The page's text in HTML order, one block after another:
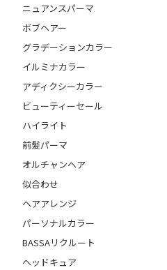
ニュアンスパーマ
ボブヘアー
グラデーションカラー
イルミナカラー
アディクシーカラー
ビューティーセール
ハイライト
前髪パーマ
オルチャンヘア
似合わせ
ヘアアレンジ
パーソナルカラー
BASSAリクルート
ヘッドキュア